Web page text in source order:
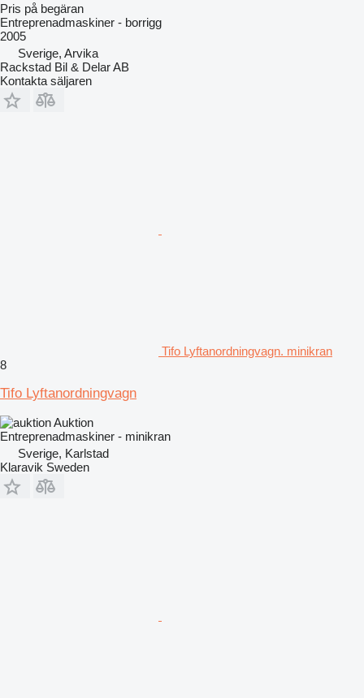
Pris på begäran
Entreprenadmaskiner - borrigg
2005
Sverige, Arvika
Rackstad Bil & Delar AB
Kontakta säljaren
Tifo Lyftanordningvagn. minikran
8
Tifo Lyftanordningvagn
Auktion
Entreprenadmaskiner - minikran
Sverige, Karlstad
Klaravik Sweden